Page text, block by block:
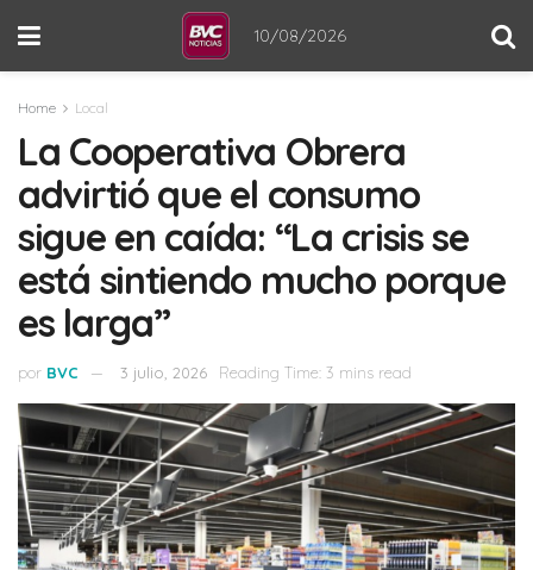
10/08/2026
Home Local
La Cooperativa Obrera
advirtió que el consumo
sigue en caída: “La crisis se
está sintiendo mucho porque
es larga”
por BVC 3 julio, 2026 Reading Time: 3 mins read